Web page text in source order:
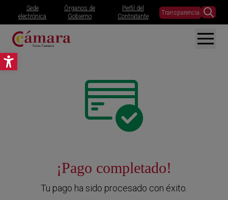
Abrir barra de herramientas
Sede
electrónica
Órganos de
Gobierno
Perfil del
Contratante
Transparencia
¡Pago completado!
Tu pago ha sido procesado con éxito.